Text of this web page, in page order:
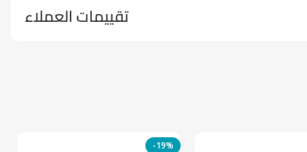
تقييمات العملاء
-19%